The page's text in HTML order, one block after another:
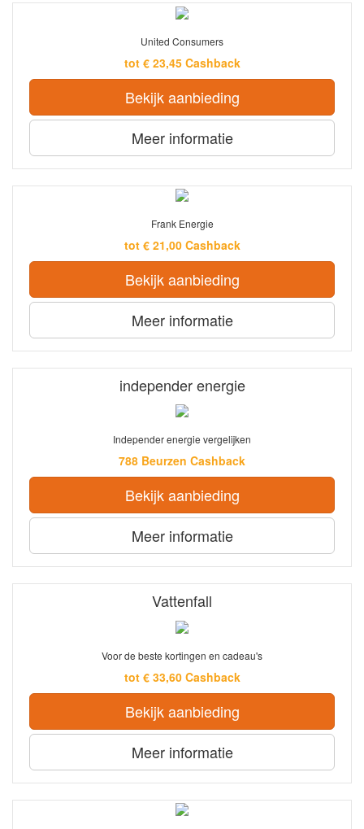
United Consumers
tot € 23,45 Cashback
Bekijk aanbieding
Meer informatie
Frank Energie
tot € 21,00 Cashback
Bekijk aanbieding
Meer informatie
independer energie
Independer energie vergelijken
788 Beurzen Cashback
Bekijk aanbieding
Meer informatie
Vattenfall
Voor de beste kortingen en cadeau's
tot € 33,60 Cashback
Bekijk aanbieding
Meer informatie